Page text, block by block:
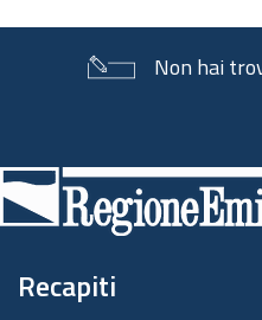
Non hai
di
pagina
Recapiti